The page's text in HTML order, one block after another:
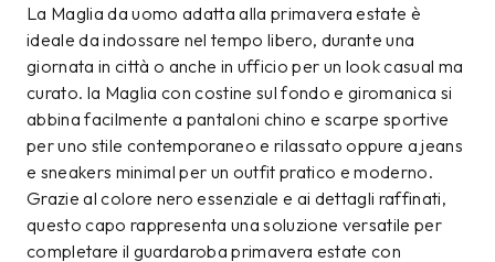
La Maglia da uomo adatta alla primavera estate è
ideale da indossare nel tempo libero, durante una
giornata in città o anche in ufficio per un look casual ma
curato. la Maglia con costine sul fondo e giromanica si
abbina facilmente a pantaloni chino e scarpe sportive
per uno stile contemporaneo e rilassato oppure a jeans
e sneakers minimal per un outfit pratico e moderno.
Grazie al colore nero essenziale e ai dettagli raffinati,
questo capo rappresenta una soluzione versatile per
completare il guardaroba primavera estate con